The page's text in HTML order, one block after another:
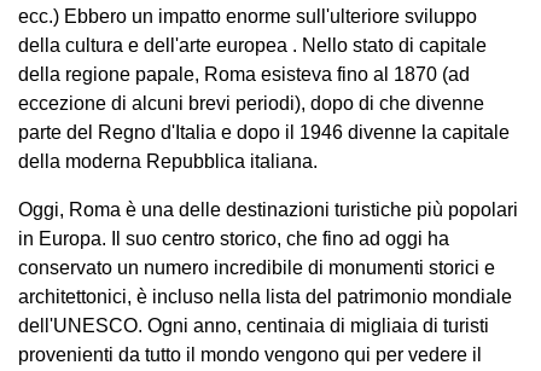
ecc.) Ebbero un impatto enorme sull'ulteriore sviluppo
della cultura e dell'arte europea . Nello stato di capitale
della regione papale, Roma esisteva fino al 1870 (ad
eccezione di alcuni brevi periodi), dopo di che divenne
parte del Regno d'Italia e dopo il 1946 divenne la capitale
della moderna Repubblica italiana.
Oggi, Roma è una delle destinazioni turistiche più popolari
in Europa. Il suo centro storico, che fino ad oggi ha
conservato un numero incredibile di monumenti storici e
architettonici, è incluso nella lista del patrimonio mondiale
dell'UNESCO. Ogni anno, centinaia di migliaia di turisti
provenienti da tutto il mondo vengono qui per vedere il